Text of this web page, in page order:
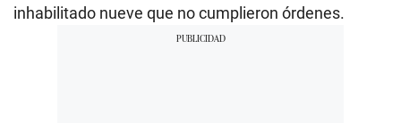
inhabilitado nueve que no cumplieron órdenes.